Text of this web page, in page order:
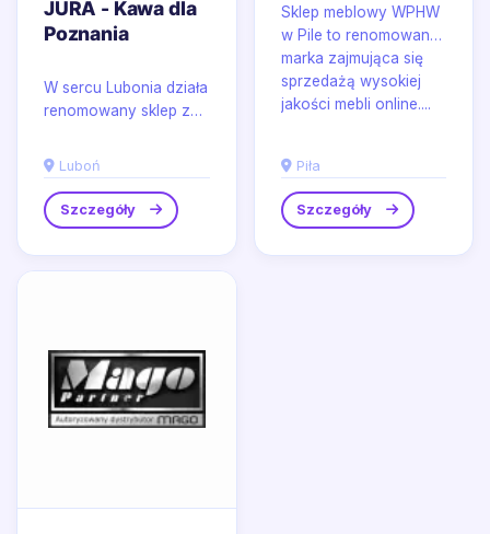
JURA - Kawa dla
Poznania
W sercu Lubonia działa
renomowany sklep z
Kawa dla Poznania.
Specjalizuje się w...
Luboń
Szczegóły
Sklep meblowy WPHW
w Pile to renomowana
marka zajmująca się
sprzedażą wysokiej
jakości mebli online....
Piła
Szczegóły